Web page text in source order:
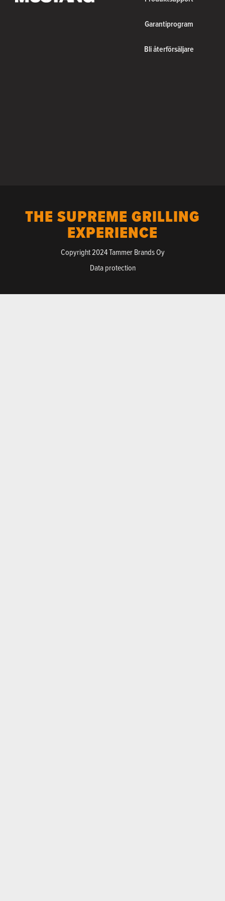
Garantiprogram
Bli återförsäljare
THE SUPREME GRILLING
EXPERIENCE
Copyright 2024 Tammer Brands Oy
Data protection